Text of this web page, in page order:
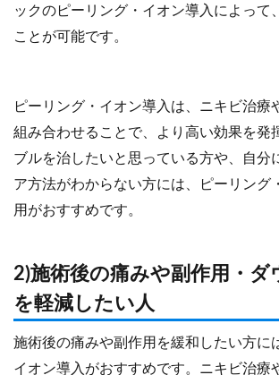
ックのピーリング・イオン導入によって
ことが可能です。
ピーリング・イオン導入は、ニキビ治療
組み合わせることで、より高い効果を発
ブルを治したいと思っている方や、自分
ア方法がわからない方には、ピーリング
用がおすすめです。
2)施術後の痛みや副作用・ダ
を軽減したい人
施術後の痛みや副作用を緩和したい方に
イオン導入がおすすめです。ニキビ治療